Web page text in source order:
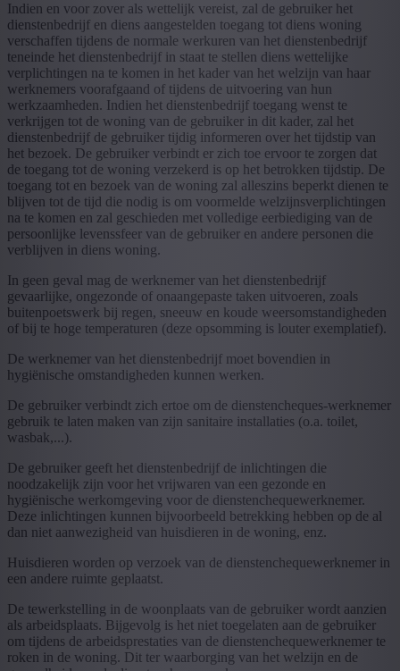
Indien en voor zover als wettelijk vereist, zal de gebruiker het
dienstenbedrijf en diens aangestelden toegang tot diens woning
verschaffen tijdens de normale werkuren van het dienstenbedrijf
teneinde het dienstenbedrijf in staat te stellen diens wettelijke
verplichtingen na te komen in het kader van het welzijn van haar
werknemers voorafgaand of tijdens de uitvoering van hun
werkzaamheden. Indien het dienstenbedrijf toegang wenst te
verkrijgen tot de woning van de gebruiker in dit kader, zal het
dienstenbedrijf de gebruiker tijdig informeren over het tijdstip van
het bezoek. De gebruiker verbindt er zich toe ervoor te zorgen dat
de toegang tot de woning verzekerd is op het betrokken tijdstip. De
toegang tot en bezoek van de woning zal alleszins beperkt dienen te
blijven tot de tijd die nodig is om voormelde welzijnsverplichtingen
na te komen en zal geschieden met volledige eerbiediging van de
persoonlijke levenssfeer van de gebruiker en andere personen die
verblijven in diens woning.
In geen geval mag de werknemer van het dienstenbedrijf
gevaarlijke, ongezonde of onaangepaste taken uitvoeren, zoals
buitenpoetswerk bij regen, sneeuw en koude weersomstandigheden
of bij te hoge temperaturen (deze opsomming is louter exemplatief).
De werknemer van het dienstenbedrijf moet bovendien in
hygiënische omstandigheden kunnen werken.
De gebruiker verbindt zich ertoe om de dienstencheques-werknemer
gebruik te laten maken van zijn sanitaire installaties (o.a. toilet,
wasbak,...).
De gebruiker geeft het dienstenbedrijf de inlichtingen die
noodzakelijk zijn voor het vrijwaren van een gezonde en
hygiënische werkomgeving voor de dienstenchequewerknemer.
Deze inlichtingen kunnen bijvoorbeeld betrekking hebben op de al
dan niet aanwezigheid van huisdieren in de woning, enz.
Huisdieren worden op verzoek van de dienstenchequewerknemer in
een andere ruimte geplaatst.
De tewerkstelling in de woonplaats van de gebruiker wordt aanzien
als arbeidsplaats. Bijgevolg is het niet toegelaten aan de gebruiker
om tijdens de arbeidsprestaties van de dienstenchequewerknemer te
roken in de woning. Dit ter waarborging van het welzijn en de